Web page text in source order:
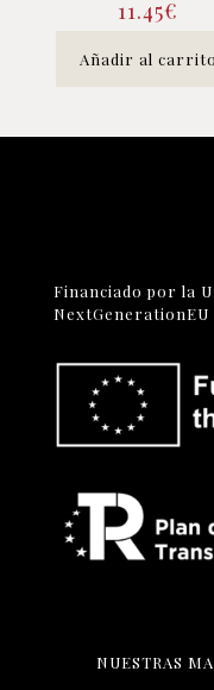
11.45€
Añadir al carrito
Financiado por la
NextGenerationEU
NUESTRAS